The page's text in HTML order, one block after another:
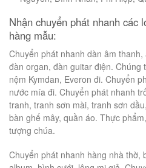
Nhận chuyển phát nhanh các
hàng mẫu:
Chuyển phát nhanh dàn âm
đàn organ, đàn guitar điện. Chúng
nệm Kymdan, Everon đi. Chuyển
nước mía đi. Chuyển phát nhanh
tranh, tranh sơn mài, tranh sơn
bàn ghế mây, quần áo. Thực
tượng chúa.
Chuyển phát nhanh hàng nhà thờ,